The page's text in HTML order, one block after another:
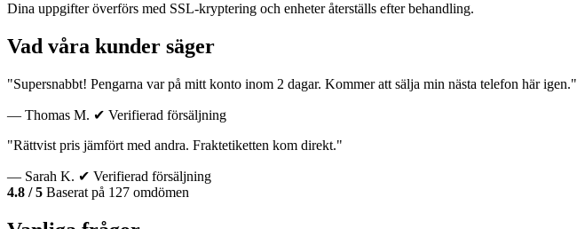
Dina uppgifter överförs med SSL-kryptering och enheter återställs efter behandling.
Vad våra kunder säger
"Supersnabbt! Pengarna var på mitt konto inom 2 dagar. Kommer att sälja min nästa telefon här igen."
— Thomas M. ✔ Verifierad försäljning
"Rättvist pris jämfört med andra. Fraktetiketten kom direkt."
— Sarah K. ✔ Verifierad försäljning
4.8 / 5 Baserat på 127 omdömen